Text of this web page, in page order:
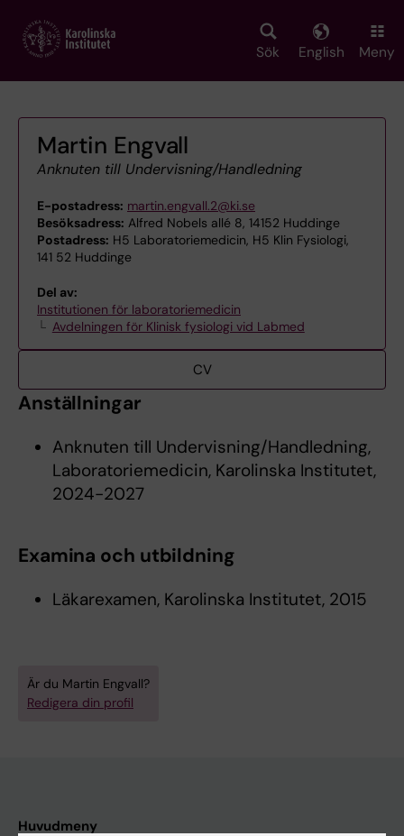
main
Sök English Meny
Martin Engvall
Anknuten till Undervisning/Handledning
E-postadress: martin.engvall.2@ki.se
Besöksadress: Alfred Nobels allé 8, 14152 Huddinge
Postadress: H5 Laboratoriemedicin, H5 Klin Fysiologi,
141 52 Huddinge
Del av:
Institutionen för laboratoriemedicin
Avdelningen för Klinisk fysiologi vid Labmed
CV
Anställningar
Anknuten till Undervisning/Handledning,
Laboratoriemedicin, Karolinska Institutet,
2024-2027
Examina och utbildning
Läkarexamen, Karolinska Institutet, 2015
Är du Martin Engvall?
Redigera din profil
Huvudmeny